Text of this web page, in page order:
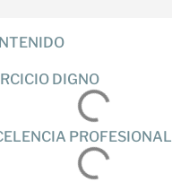
DIGNO
PROFESIONAL